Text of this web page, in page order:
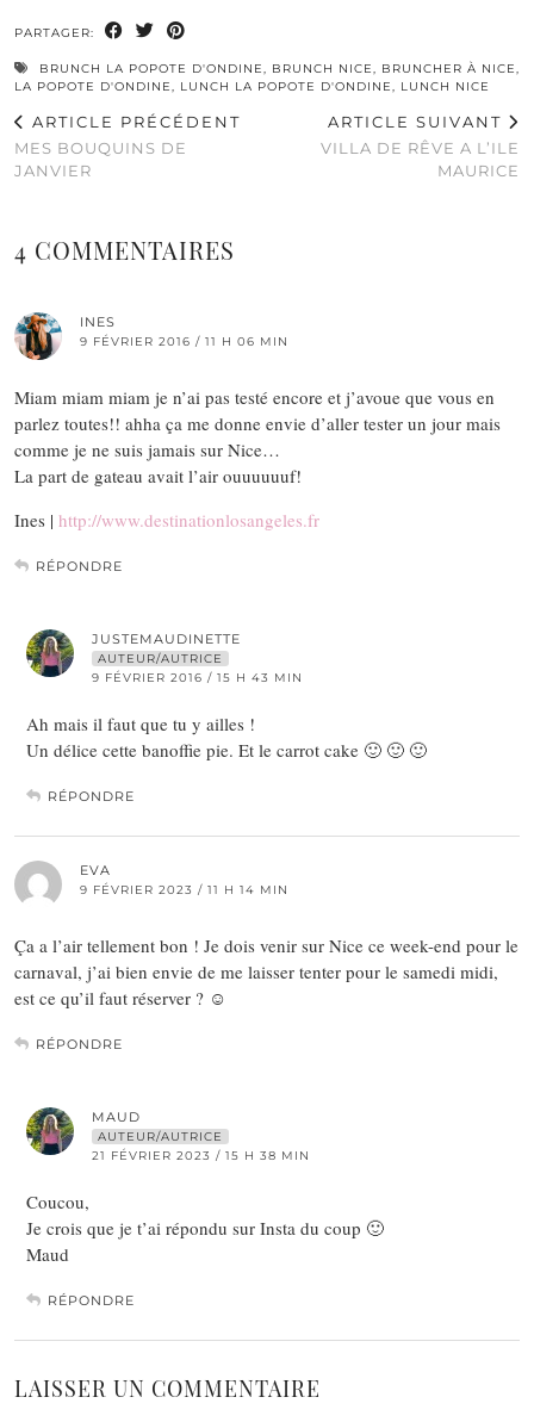
PARTAGER:
BRUNCH LA POPOTE D'ONDINE, BRUNCH NICE, BRUNCHER À NICE,
LA POPOTE D'ONDINE, LUNCH LA POPOTE D'ONDINE, LUNCH NICE
ARTICLE PRÉCÉDENT
MES BOUQUINS DE
JANVIER
ARTICLE SUIVANT
VILLA DE RÊVE A L’ILE
MAURICE
4 COMMENTAIRES
INES
9 FÉVRIER 2016 / 11 H 06 MIN
Miam miam miam je n’ai pas testé encore et j’avoue que vous en
parlez toutes!! ahha ça me donne envie d’aller tester un jour mais
comme je ne suis jamais sur Nice…
La part de gateau avait l’air ouuuuuuf!
Ines | http://www.destinationlosangeles.fr
RÉPONDRE
JUSTEMAUDINETTE
AUTEUR/AUTRICE
9 FÉVRIER 2016 / 15 H 43 MIN
Ah mais il faut que tu y ailles !
Un délice cette banoffie pie. Et le carrot cake 🙂 🙂 🙂
RÉPONDRE
EVA
9 FÉVRIER 2023 / 11 H 14 MIN
Ça a l’air tellement bon ! Je dois venir sur Nice ce week-end pour le
carnaval, j’ai bien envie de me laisser tenter pour le samedi midi,
est ce qu’il faut réserver ? ☺️
RÉPONDRE
MAUD
AUTEUR/AUTRICE
21 FÉVRIER 2023 / 15 H 38 MIN
Coucou,
Je crois que je t’ai répondu sur Insta du coup 🙂
Maud
RÉPONDRE
LAISSER UN COMMENTAIRE